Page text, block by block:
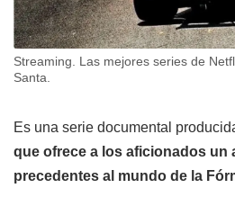
Streaming. Las mejores series de
Santa.
Es una serie documental
que ofrece a los aficionados un
precedentes al mundo de la